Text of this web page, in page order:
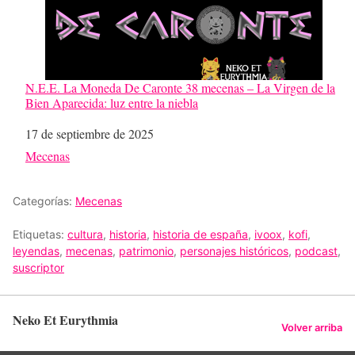
N.E.E. La Moneda De Caronte 38 mecenas – La Virgen de la
Bien Aparecida: luz entre la niebla
Fecha
17 de septiembre de 2025
Respecto a
Mecenas
Categorías: Mecenas
Etiquetas: cultura, historia, historia de españa, ivoox, kofi,
leyendas, mecenas, patrimonio, personajes históricos, podcast,
suscriptor
Neko Et Eurythmia Volver arriba